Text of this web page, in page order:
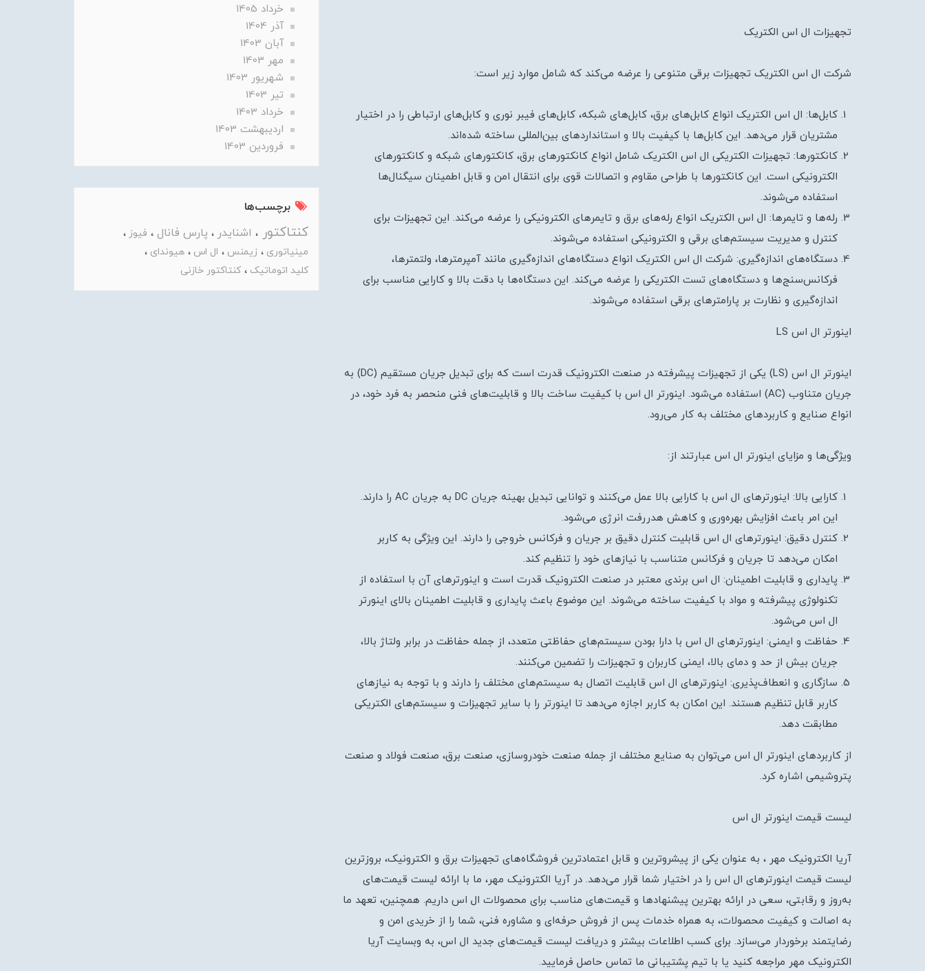
تجهیزات ال اس الکتریک
شرکت ال اس الکتریک تجهیزات برقی متنوعی را عرضه می‌کند که شامل موارد زیر است:
کابل‌ها: ال اس الکتریک انواع کابل‌های برق، کابل‌های شبکه، کابل‌های فیبر نوری و کابل‌های ارتباطی را در اختیار
مشتریان قرار می‌دهد. این کابل‌ها با کیفیت بالا و استانداردهای بین‌المللی ساخته شده‌اند.
کانکتورها: تجهیزات الکتریکی ال اس الکتریک شامل انواع کانکتورهای برق، کانکتورهای شبکه و کانکتورهای
الکترونیکی است. این کانکتورها با طراحی مقاوم و اتصالات قوی برای انتقال امن و قابل اطمینان سیگنال‌ها
استفاده می‌شوند.
رله‌ها و تایمرها: ال اس الکتریک انواع رله‌های برق و تایمرهای الکترونیکی را عرضه می‌کند. این تجهیزات برای
کنترل و مدیریت سیستم‌های برقی و الکترونیکی استفاده می‌شوند.
دستگاه‌های اندازه‌گیری: شرکت ال اس الکتریک انواع دستگاه‌های اندازه‌گیری مانند آمپرمترها، ولتمترها،
فرکانس‌سنج‌ها و دستگاه‌های تست الکتریکی را عرضه می‌کند. این دستگاه‌ها با دقت بالا و کارایی مناسب برای
اندازه‌گیری و نظارت بر پارامترهای برقی استفاده می‌شوند.
اینورتر ال اس LS
اینورتر ال اس (LS) یکی از تجهیزات پیشرفته در صنعت الکترونیک قدرت است که برای تبدیل جریان مستقیم (DC) به
جریان متناوب (AC) استفاده می‌شود. اینورتر ال اس با کیفیت ساخت بالا و قابلیت‌های فنی منحصر به فرد خود، در
انواع صنایع و کاربردهای مختلف به کار می‌رود.
ویژگی‌ها و مزایای اینورتر ال اس عبارتند از:
کارایی بالا: اینورترهای ال اس با کارایی بالا عمل می‌کنند و توانایی تبدیل بهینه جریان DC به جریان AC را دارند.
این امر باعث افزایش بهره‌وری و کاهش هدررفت انرژی می‌شود.
کنترل دقیق: اینورترهای ال اس قابلیت کنترل دقیق بر جریان و فرکانس خروجی را دارند. این ویژگی به کاربر
امکان می‌دهد تا جریان و فرکانس متناسب با نیازهای خود را تنظیم کند.
پایداری و قابلیت اطمینان: ال اس برندی معتبر در صنعت الکترونیک قدرت است و اینورترهای آن با استفاده از
تکنولوژی پیشرفته و مواد با کیفیت ساخته می‌شوند. این موضوع باعث پایداری و قابلیت اطمینان بالای اینورتر
ال اس می‌شود.
حفاظت و ایمنی: اینورترهای ال اس با دارا بودن سیستم‌های حفاظتی متعدد، از جمله حفاظت در برابر ولتاژ بالا،
جریان بیش از حد و دمای بالا، ایمنی کاربران و تجهیزات را تضمین می‌کنند.
سازگاری و انعطاف‌پذیری: اینورترهای ال اس قابلیت اتصال به سیستم‌های مختلف را دارند و با توجه به نیازهای
کاربر قابل تنظیم هستند. این امکان به کاربر اجازه می‌دهد تا اینورتر را با سایر تجهیزات و سیستم‌های الکتریکی
مطابقت دهد.
از کاربردهای اینورتر ال اس می‌توان به صنایع مختلف از جمله صنعت خودروسازی، صنعت برق، صنعت فولاد و صنعت
پتروشیمی اشاره کرد.
لیست قیمت اینورتر ال اس
آریا الکترونیک مهر ، به عنوان یکی از پیشروترین و قابل اعتمادترین فروشگاه‌های تجهیزات برق و الکترونیک، بروزترین
لیست قیمت اینورترهای ال اس را در اختیار شما قرار می‌دهد. در آریا الکترونیک مهر، ما با ارائه لیست قیمت‌های
به‌روز و رقابتی، سعی در ارائه بهترین پیشنهادها و قیمت‌های مناسب برای محصولات ال اس داریم. همچنین، تعهد ما
به اصالت و کیفیت محصولات، به همراه خدمات پس از فروش حرفه‌ای و مشاوره فنی، شما را از خریدی امن و
رضایتمند برخوردار می‌سازد. برای کسب اطلاعات بیشتر و دریافت لیست قیمت‌های جدید ال اس، به وبسایت آریا
الکترونیک مهر مراجعه کنید یا با تیم پشتیبانی ما تماس حاصل فرمایید.
خرداد 1405
آذر 1404
آبان 1403
مهر 1403
شهریور 1403
تير 1403
خرداد 1403
ارديبهشت 1403
فروردین 1403
برچسب‌ها
کنتاکتور اشنایدر پارس فانال فیوز
مینیاتوری زیمنس ال اس هیوندای
کلید اتوماتیک کنتاکتور خازنی